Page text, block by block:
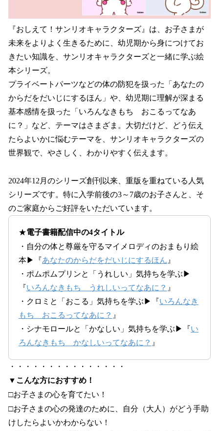
『おしえて！サンリオキャラクターズ』は、お子さまが
未来をよりよく生きるために、幼児期から身につけてお
きたい知識を、サンリオキャラクターズと一緒に学ぶ絵
本シリーズ。
プライベートパーツなどの体の防犯を扱った「あなたの
からだをだいじにするほん」や、幼児期に理解が深まる
基本感情を扱った「いろんなきもち おこるってなあ
に？」など、テーマはさまざま。大切だけど、どう伝え
たらよいかに悩むテーマを、サンリオキャラクターズの
世界観で、やさしく、わかりやすく伝えます。
2024年12月のシリーズ創刊以来、重版を重ねている人気
シリーズです。特に入学前後の3～7歳のお子さんと、そ
のご家庭からご好評をいただいています。
★電子書籍配信中の4タイトル
・自分の体と尊厳を守るマイメロディのおまもり絵
本▶『あなたのからだをだいじにするほん 』
・ポムポムプリンと「うれしい」気持ちを学ぶ▶
『いろんなきもち うれしいってなあに？ 』
・クロミと「おこる」気持ちを学ぶ▶『いろんなき
もち おこるってなあに？ 』
・シナモロールと「かなしい」気持ちを学ぶ▶『い
ろんなきもち かなしいってなあに？ 』
・・・・・・・・・・・・・・・
▼ こんな方におすすめ！
□お子さまの心を育てたい！
□お子さまの心の発達のために、自分（大人）がどう手助
けしたらよいかわからない！